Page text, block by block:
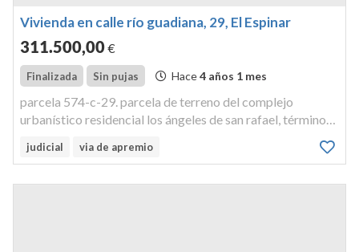
Vivienda en calle río guadiana, 29, El Espinar
311.500,00€
Finalizada Sin pujas Hace4 años 1 mes
parcela 574-c-29. parcela de terreno del complejo
urbanístico residencial los ángeles de san rafael, término
metro con 37 decímetros cuadrados. sobre esta parcela
judicial via de apremio